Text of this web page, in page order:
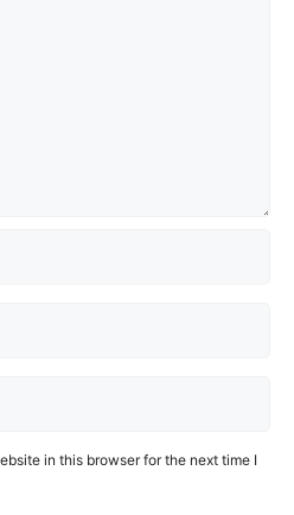
in this browser for the next time I